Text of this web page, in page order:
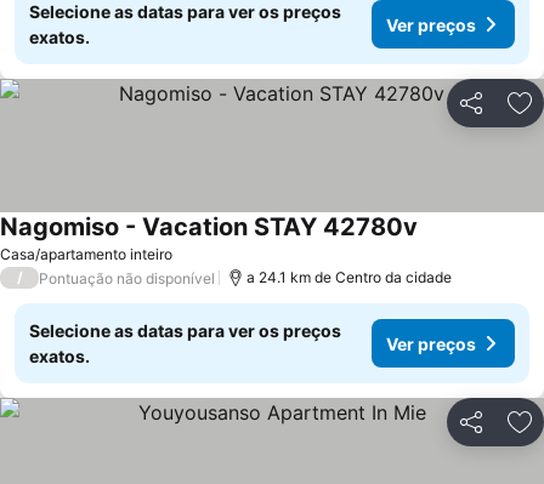
Selecione as datas para ver os preços
exatos.
Ver preços
Partilhar
Casa/apartamento inteiro
Nagomiso - Vacation STAY 42780v
/ Pontuação não disponível a 24.1 km de Centro da cidade
Selecione as datas para ver os preços
exatos.
Ver preços
Partilhar